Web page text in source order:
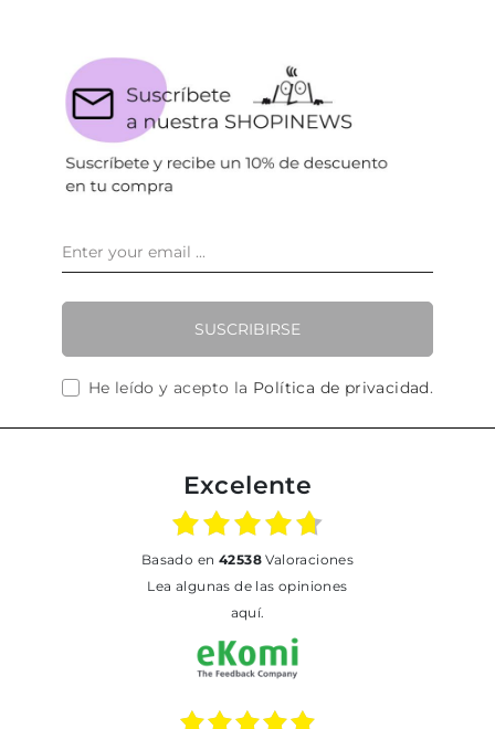
SUSCRIBIRSE
He leído y acepto la Política de privacidad.
Excelente
basado en 42538Valoraciones
Lea algunas de las opiniones
aquí.